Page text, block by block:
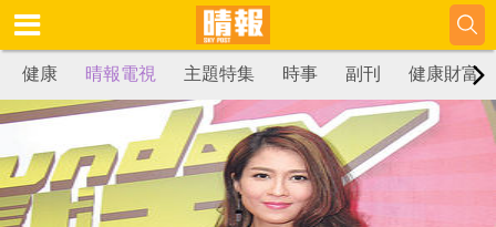
健康 晴報電視 主題特集 時事 副刊 健康財富